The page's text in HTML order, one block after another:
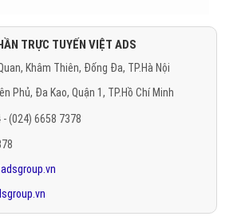
TRỰC TUYẾN VIỆT ADS
Khâm Thiên, Đống Đa, TP.Hà Nội
Phủ, Đa Kao, Quận 1, TP.Hồ Chí Minh
(024) 6658 7378